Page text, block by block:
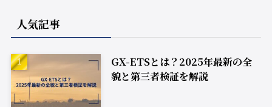
人気記事
GX-ETSとは？2025年最新の全
貌と第三者検証を解説